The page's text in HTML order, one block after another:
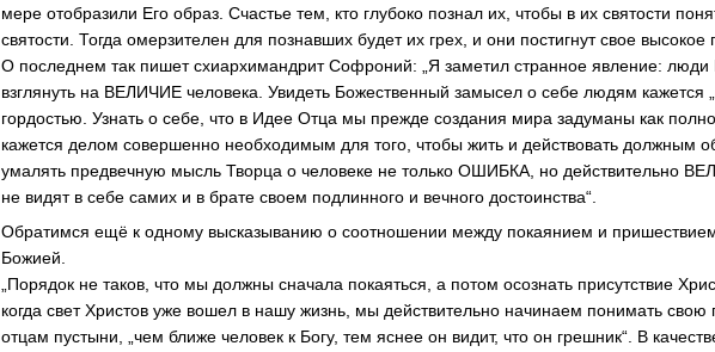
мере отобразили Его образ. Счастье тем, кто глубоко познал их, чтобы в их святости
святости. Тогда омерзителен для познавших будет их грех, и они постигнут свое высокое
О последнем так пишет схиархимандрит Софроний: „Я заметил странное явление:
взглянуть на ВЕЛИЧИЕ человека. Увидеть Божественный замысел о себе людям кажется
гордостью. Узнать о себе, что в Идее Отца мы прежде создания мира задуманы как
кажется делом совершенно необходимым для того, чтобы жить и действовать должным
умалять предвечную мысль Творца о человеке не только ОШИБКА, но действительно
не видят в себе самих и в брате своем подлинного и вечного достоинства“.
Обратимся ещё к одному высказыванию о соотношении между покаянием и
Божией.
„Порядок не таков, что мы должны сначала покаяться, а потом осознать присутствие
когда свет Христов уже вошел в нашу жизнь, мы действительно начинаем понимать свою
отцам пустыни, „чем ближе человек к Богу, тем яснее он видит, что он грешник“. В